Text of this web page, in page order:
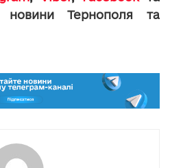
новини Тернополя та